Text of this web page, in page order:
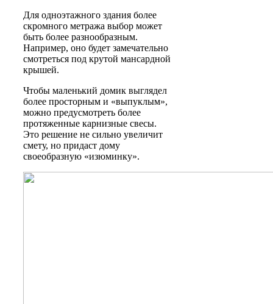
Для одноэтажного здания более
скромного метража выбор может
быть более разнообразным.
Например, оно будет замечательно
смотреться под крутой мансардной
крышей.
Чтобы маленький домик выглядел
более просторным и «выпуклым»,
можно предусмотреть более
протяженные карнизные свесы.
Это решение не сильно увеличит
смету, но придаст дому
своеобразную «изюминку».